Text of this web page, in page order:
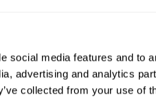
social media features and to
advertising and analytics
collected from your use of
mon E.H.PA.D.